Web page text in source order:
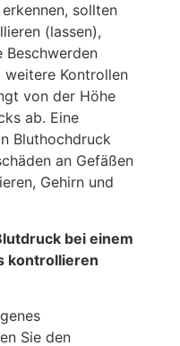
sollten
(lassen),
Beschwerden
weitere Kontrollen
von der Höhe
ab. Eine
Bluthochdruck
an Gefäßen
Gehirn und
bei einem
kontrollieren
Sie den